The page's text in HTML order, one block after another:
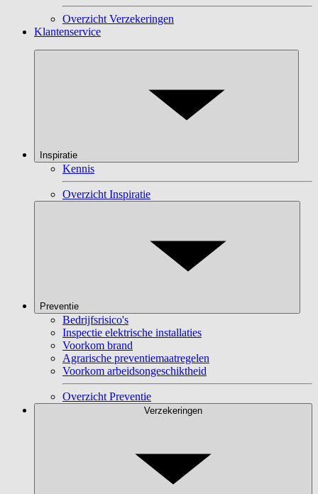
Overzicht Verzekeringen
Klantenservice
Inspiratie
Kennis
Overzicht Inspiratie
Preventie
Bedrijfsrisico's
Inspectie elektrische installaties
Voorkom brand
Agrarische preventiemaatregelen
Voorkom arbeidsongeschiktheid
Overzicht Preventie
Verzekeringen